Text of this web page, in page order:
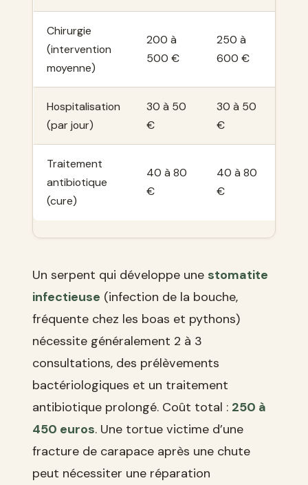
Chirurgie
(intervention
moyenne)
200 à
500 €
250 à
600 €
Hospitalisation
(par jour)
30 à 50
€
30 à 50
€
Traitement
antibiotique
(cure)
40 à 80
€
40 à 80
€
Un serpent qui développe une stomatite
infectieuse (infection de la bouche,
fréquente chez les boas et pythons)
nécessite généralement 2 à 3
consultations, des prélèvements
bactériologiques et un traitement
antibiotique prolongé. Coût total : 250 à
450 euros. Une tortue victime d’une
fracture de carapace après une chute
peut nécessiter une réparation